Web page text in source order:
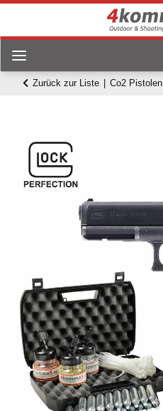
Zurück zur Liste Co2 Pistolen